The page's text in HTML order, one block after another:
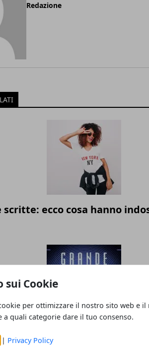
sui Cookie
per ottimizzare il nostro sito web e il
a quali categorie dare il tuo consenso.
| Privacy Policy
Redazione
scritte: ecco cosa hanno
VIP: Wanda Nara
concorrenti